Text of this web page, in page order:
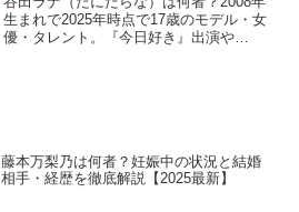
生まれで2025年時点で17歳のモデル・女
優・タレント。『今日好き』出演や
藤本万梨乃は何者？妊娠中の状況と結婚
相手・経歴を徹底解説【2025最新】